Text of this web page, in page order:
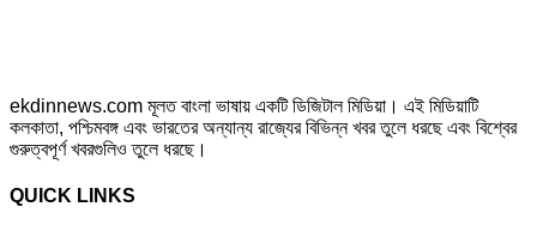
ekdinnews.com মূলত বাংলা ভাষায় একটি ডিজিটাল মিডিয়া। এই মিডিয়াটি
কলকাতা, পশ্চিমবঙ্গ এবং ভারতের অন্যান্য রাজ্যের বিভিন্ন খবর তুলে ধরছে এবং বিশ্বের
গুরুত্বপূর্ণ খবরগুলিও তুলে ধরছে।
QUICK LINKS